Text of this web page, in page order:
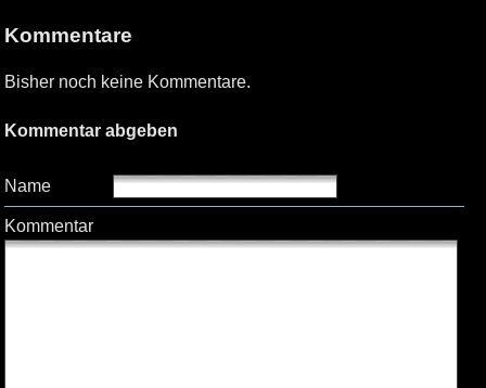
Kommentare
Bisher noch keine Kommentare.
Kommentar abgeben
Name
Kommentar